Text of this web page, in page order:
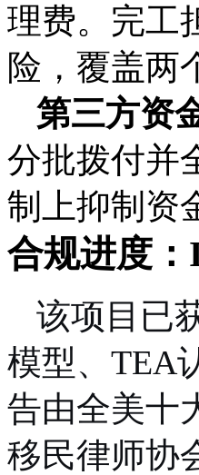
理费。完工
险，覆盖两
第三方资
分批拨付并
制上抑制资
合规进度
该项目已
模型、TEA
告由全美十
移民律师协